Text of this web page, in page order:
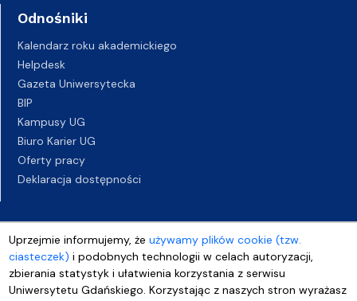
Uprzejmie informujemy, żeużywamy plików cookie (tzw.
ciasteczek) i podobnych technologii w celach autoryzacji,
zbierania statystyk i ułatwienia korzystania z serwisu
Uniwersytetu Gdańskiego. Korzystając z naszych stron wyrażasz
Odnośniki
Kalendarz roku akademickiego
Helpdesk
Gazeta Uniwersytecka
BIP
Kampusy UG
Biuro Karier UG
Oferty pracy
Deklaracja dostępności